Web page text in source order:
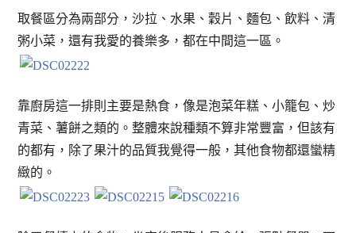
取餐區分為兩部分，沙拉、水果、穀片、麵包、飲料、清
粥小菜，還有我愛的養樂多，都在中間這一區。
靠廚房這一排則主要是熱食，像是泡菜年糕、小籠包、炒
青菜、薯餅之類的。整體來說種類不算非常豐富，但該有
的都有，除了果汁的品質我覺得一般，其他食物都還蠻精
緻的。